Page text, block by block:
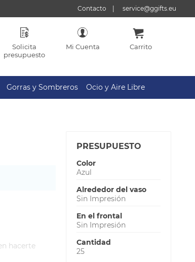
Contacto service@ggifts.eu
Solicita
presupuesto
Mi Cuenta Carrito
Gorras y Sombreros Ocio y Aire Libre
hacerte
PRESUPUESTO
Color
Azul
Alrededor del vaso
Sin Impresión
En el frontal
Sin Impresión
Cantidad
25